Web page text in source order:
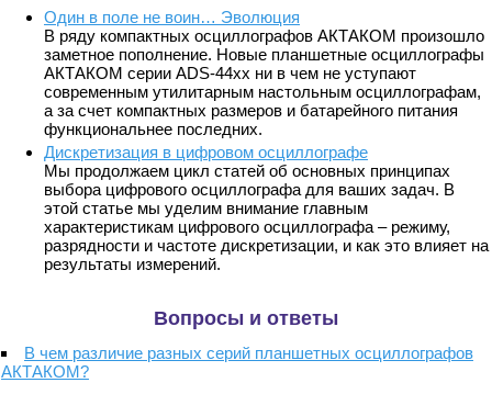
Один в поле не воин… Эволюция
В ряду компактных осциллографов АКТАКОМ произошло
заметное пополнение. Новые планшетные осциллографы
АКТАКОМ серии ADS-44xx ни в чем не уступают
современным утилитарным настольным осциллографам,
а за счет компактных размеров и батарейного питания
функциональнее последних.
Дискретизация в цифровом осциллографе
Мы продолжаем цикл статей об основных принципах
выбора цифрового осциллографа для ваших задач. В
этой статье мы уделим внимание главным
характеристикам цифрового осциллографа – режиму,
разрядности и частоте дискретизации, и как это влияет на
результаты измерений.
Вопросы и ответы
В чем различие разных серий планшетных осциллографов
АКТАКОМ?